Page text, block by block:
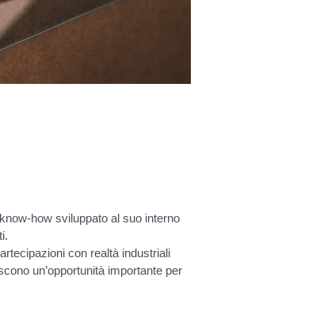
how sviluppato al suo interno
con realtà industriali
un’opportunità importante per